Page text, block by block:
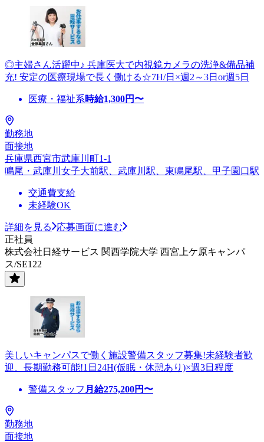
◎主婦さん活躍中♪ 兵庫医大で内視鏡カメラの洗浄&備品補
充! 安定の医療現場で長く働ける☆7H/日×週2～3日or週5日
医療・福祉系時給1,300円〜
勤務地
面接地
兵庫県西宮市武庫川町1-1
鳴尾・武庫川女子大前駅、武庫川駅、東鳴尾駅、甲子園口駅
交通費支給
未経験OK
詳細を見る
応募画面に進む
正社員
株式会社日経サービス 関西学院大学 西宮上ケ原キャンパ
ス/SE122
美しいキャンパスで働く施設警備スタッフ募集!未経験者歓
迎、長期勤務可能!1日24H(仮眠・休憩あり)×週3日程度
警備スタッフ 月給275,200円〜
勤務地
面接地